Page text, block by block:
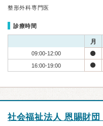
整形外科専門医
診療時間
月
09:00-12:00
16:00-19:00
社会福祉法人 恩賜財団